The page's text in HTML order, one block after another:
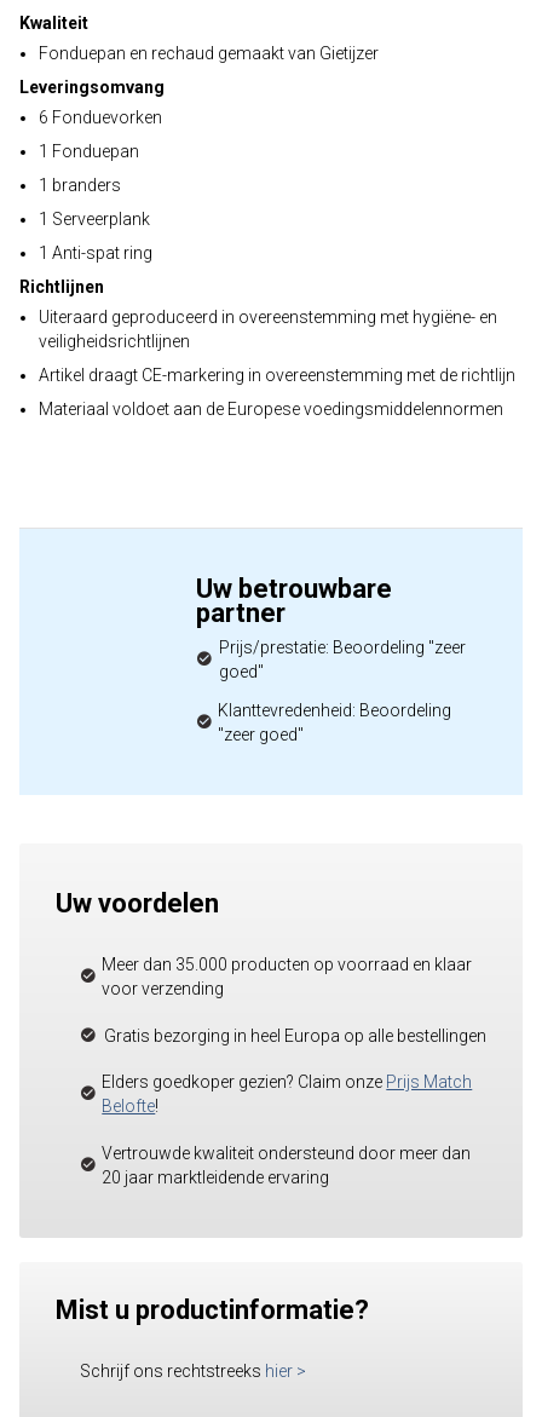
Kwaliteit
Fonduepan en rechaud gemaakt van Gietijzer
Leveringsomvang
6 Fonduevorken
1 Fonduepan
1 branders
1 Serveerplank
1 Anti-spat ring
Richtlijnen
Uiteraard geproduceerd in overeenstemming met hygiëne- en
veiligheidsrichtlijnen
Artikel draagt CE-markering in overeenstemming met de richtlijn
Materiaal voldoet aan de Europese voedingsmiddelennormen
Uw betrouwbare
partner
Prijs/prestatie: Beoordeling "zeer
goed"
Klanttevredenheid: Beoordeling
"zeer goed"
Uw voordelen
Meer dan 35.000 producten op voorraad en klaar
voor verzending
Gratis bezorging in heel Europa op alle bestellingen
Elders goedkoper gezien? Claim onze Prijs Match
Belofte!
Vertrouwde kwaliteit ondersteund door meer dan
20 jaar marktleidende ervaring
Mist u productinformatie?
Schrijf ons rechtstreeks hier >